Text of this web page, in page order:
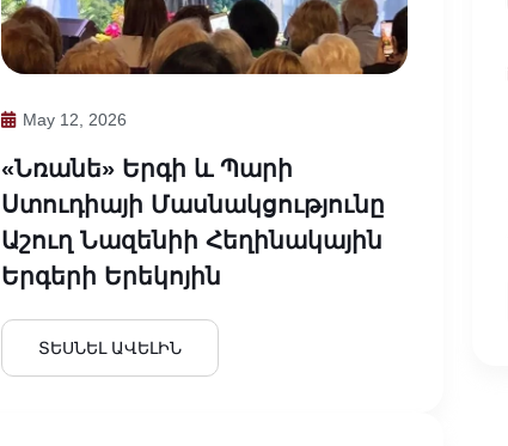
May 12, 2026
«Նռանե» Երգի ԵՒ Պարի
Ստուդիայի Մասնակցությունը
Աշուղ Նազենիի Հեղինակային
Երգերի Երեկոյին
ՏԵՍՆԵԼ ԱՎԵԼԻՆ